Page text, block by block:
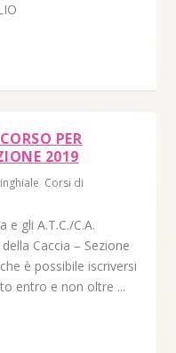
PER
2019
Corsi di
e gli A.T.C./C.A.
Caccia – Sezione
è possibile iscriversi
entro e non oltre ...